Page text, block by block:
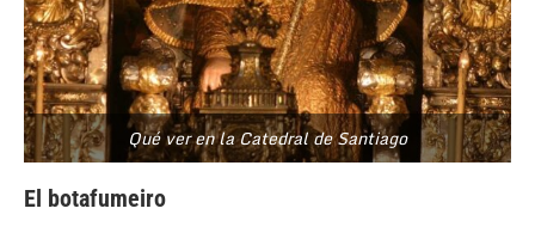
Qué ver en la Catedral de Santiago
El botafumeiro